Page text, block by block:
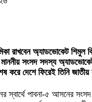
ভূমিকা রাখবেন অ্যাডভোকেট
সংসদ সদস্য
করে দেশে ফিরেই তিনি
স্বার্থে পাবনা-৫ আসনের